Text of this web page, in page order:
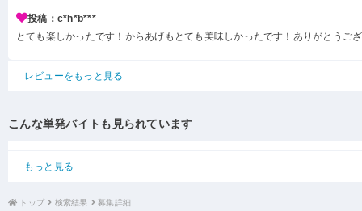
投稿：c*h*b***
とても楽しかったです！からあげもとても美味しかったです！ありがとうご
レビューをもっと見る
こんな単発バイトも見られています
もっと見る
トップ 検索結果 募集詳細